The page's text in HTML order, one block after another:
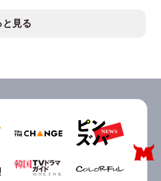
と見る